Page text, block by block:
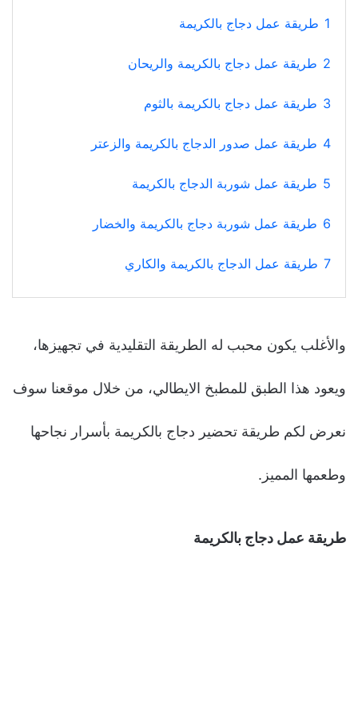
1 طريقة عمل دجاج بالكريمة
2 طريقة عمل دجاج بالكريمة والريحان
3 طريقة عمل دجاج بالكريمة بالثوم
4 طريقة عمل صدور الدجاج بالكريمة والزعتر
5 طريقة عمل شوربة الدجاج بالكريمة
6 طريقة عمل شوربة دجاج بالكريمة والخضار
7 طريقة عمل الدجاج بالكريمة والكاري
والأغلب يكون محبب له الطريقة التقليدية في تجهيزها،
ويعود هذا الطبق للمطبخ الايطالي، من خلال موقعنا سوف
نعرض لكم طريقة تحضير دجاج بالكريمة بأسرار نجاحها
وطعمها المميز.
طريقة عمل دجاج بالكريمة